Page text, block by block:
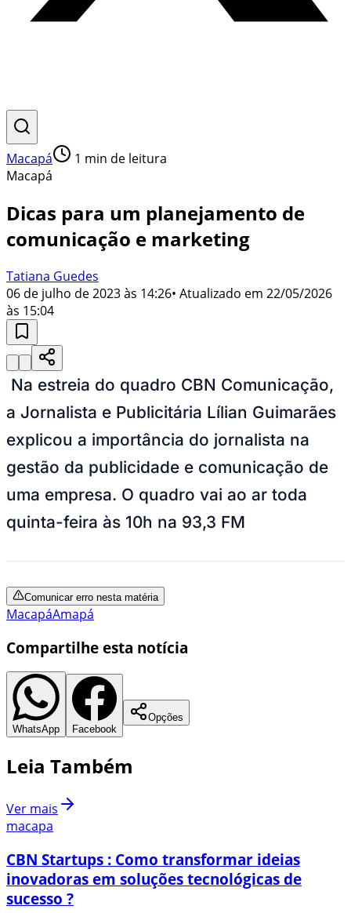
Macapá 1 min de leitura
Macapá
Dicas para um planejamento de
comunicação e marketing
Tatiana Guedes
06 de julho de 2023 às 14:26• Atualizado em 22/05/2026
às 15:04
Na estreia do quadro CBN Comunicação,
a Jornalista e Publicitária Lílian Guimarães
explicou a importância do jornalista na
gestão da publicidade e comunicação de
uma empresa. O quadro vai ao ar toda
quinta-feira às 10h na 93,3 FM
Comunicar erro nesta matéria
MacapáAmapá
Compartilhe esta notícia
WhatsApp Facebook
Opções
Leia Também
Ver mais
macapa
CBN Startups : Como transformar ideias
inovadoras em soluções tecnológicas de
sucesso ?